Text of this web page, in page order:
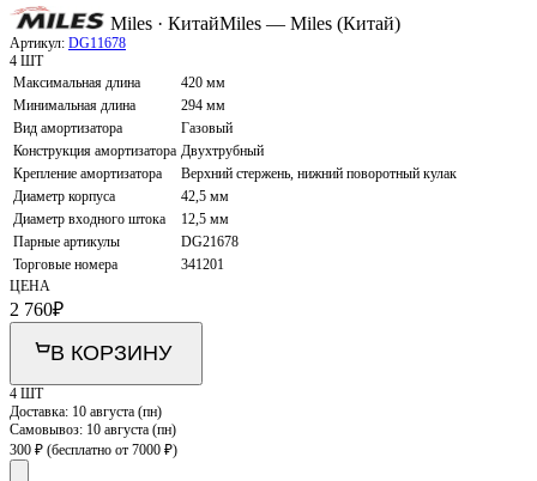
Miles · КитайMiles — Miles (Китай)
Артикул: DG11678
4 ШТ
Максимальная длина
420 мм
Минимальная длина
294 мм
Вид амортизатора
Газовый
Конструкция амортизатора Двухтрубный
Крепление амортизатора
Верхний стержень, нижний поворотный кулак
Диаметр корпуса
42,5 мм
Диаметр входного штока
12,5 мм
Парные артикулы
DG21678
Торговые номера
341201
ЦЕНА
2 760₽
В КОРЗИНУ
4 ШТ
Доставка: 10 августа (пн)
Самовывоз: 10 августа (пн)
300 ₽ (бесплатно от 7000 ₽)